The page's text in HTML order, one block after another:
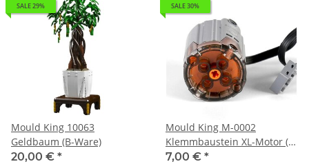
SALE 29%
Mould King 10063
Geldbaum (B-Ware)
20,00 € *
SALE 30%
Mould King M-0002
Klemmbaustein XL-Motor (B-
Ware)
7,00 € *